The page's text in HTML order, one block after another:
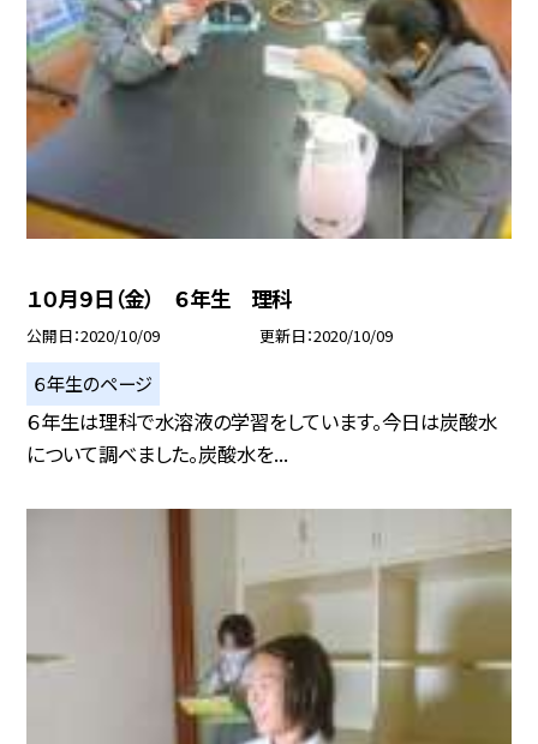
１０月９日（金） ６年生 理科
公開日 2020/10/09 更新日 2020/10/09
６年生のページ
６年生は理科で水溶液の学習をしています。今日は炭酸水
について調べました。炭酸水を...